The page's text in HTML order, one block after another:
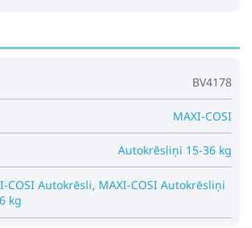
nav ISOFIX
tas nenozīmē, ka šis modelis
palīdzību.
BV4178
MAXI-COSI
Autokrēsliņi 15-36 kg
COSI Autokrēsli, MAXI-COSI Autokrēsliņi
kg